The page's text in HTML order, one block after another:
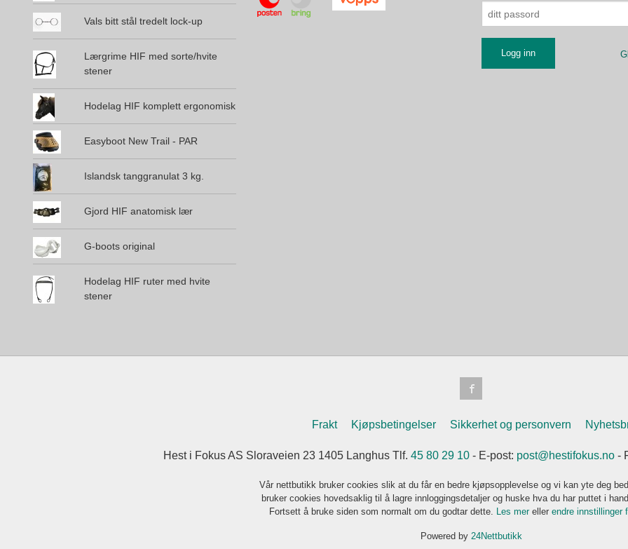
Vals bitt stål tredelt lock-up
Lærgrime HIF med sorte/hvite
stener
Hodelag HIF komplett ergonomisk
Easyboot New Trail - PAR
Islandsk tanggranulat 3 kg.
Gjord HIF anatomisk lær
G-boots original
Hodelag HIF ruter med hvite
stener
Frakt Kjøpsbetingelser Sikkerhet og personvern
Hest i Fokus AS Sloraveien 23 1405 Langhus Tlf. 45 80 29 10 - E-post: post@hestifokus.no -
Vår nettbutikk bruker cookies slik at du får en bedre kjøpsopplevelse og vi kan yte deg
bruker cookies hovedsaklig til å lagre innloggingsdetaljer og huske hva du har puttet i
Fortsett å bruke siden som normalt om du godtar dette. Les mer eller endre innstillinger
Powered by 24Nettbutikk